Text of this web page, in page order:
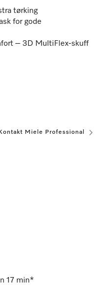
tørking
for gode
– 3D MultiFlex-skuff
Kontakt Miele Professional
17 min*